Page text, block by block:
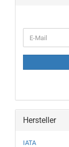
ZUR
E-
Mail
Hersteller
IATA